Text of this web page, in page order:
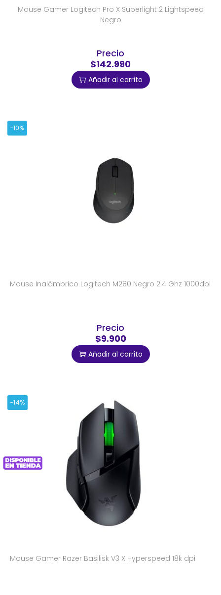
Mouse Gamer Logitech Pro X Superlight 2 Lightspeed
Negro
Precio
$142.990
Añadir al carrito
-10%
Mouse Inalámbrico Logitech M280 Negro 2.4 Ghz 1000dpi
Precio
$9.900
Añadir al carrito
-14%
Mouse Gamer Razer Basilisk V3 X Hyperspeed 18k dpi